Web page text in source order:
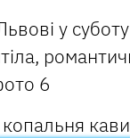
кави